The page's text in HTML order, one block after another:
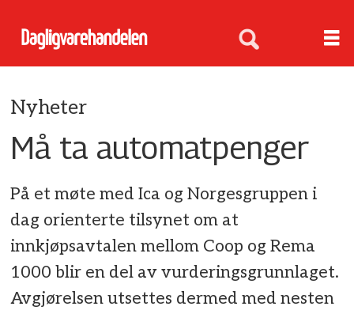
Nyheter
Må ta automatpenger
På et møte med Ica og Norgesgruppen i
dag orienterte tilsynet om at
innkjøpsavtalen mellom Coop og Rema
1000 blir en del av vurderingsgrunnlaget.
Avgjørelsen utsettes dermed med nesten